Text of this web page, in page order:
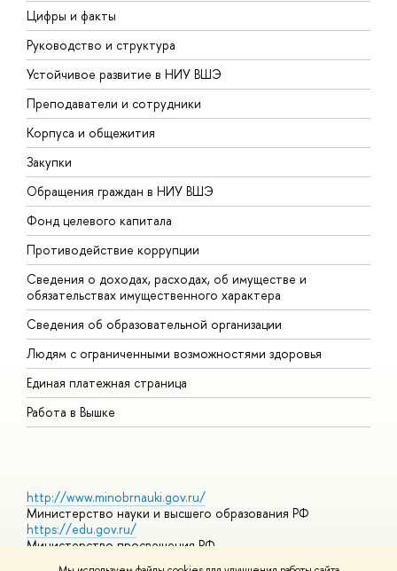
Цифры и факты
Руководство и структура
Устойчивое развитие в НИУ ВШЭ
Преподаватели и сотрудники
Корпуса и общежития
Закупки
Обращения граждан в НИУ ВШЭ
Фонд целевого капитала
Противодействие коррупции
Сведения о доходах, расходах, об имуществе и
обязательствах имущественного характера
Сведения об образовательной организации
Людям с ограниченными возможностями здоровья
Единая платежная страница
Работа в Вышке
http://www.minobrnauki.gov.ru/
Министерство науки и высшего образования РФ
https://edu.gov.ru/
Министерство просвещения РФ
https://elearning.hse.ru/mooc